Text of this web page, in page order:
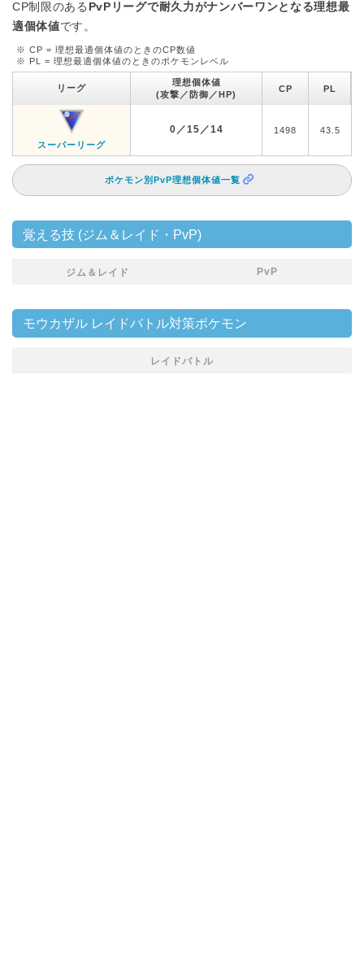
CP制限のある PvPリーグで耐久力がナンバーワンとなる理想最
適個体値です。
※ CP = 理想最適個体値のときのCP数値
※ PL = 理想最適個体値のときのポケモンレベル
リーグ
理想個体値
(攻撃／防御／HP)
CP PL
スーパーリーグ
0／15／14 1498 43.5
ポケモン別PvP理想個体値一覧
覚える技 (ジム＆レイド・PvP)
ジム＆レイド PvP
モウカザル レイドバトル対策ポケモン
レイドバトル